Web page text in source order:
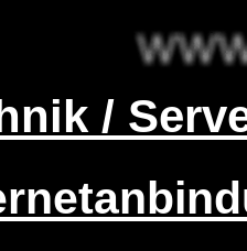
/